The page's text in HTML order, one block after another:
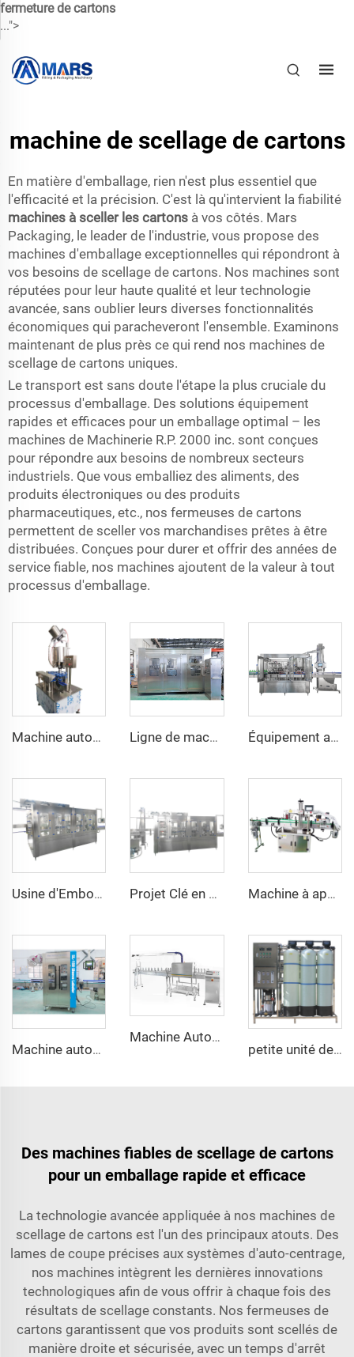
fermeture de cartons
...">
machine de scellage de cartons
En matière d'emballage, rien n'est plus essentiel que
l'efficacité et la précision. C'est là qu'intervient la fiabilité
machines à sceller les cartons à vos côtés. Mars
Packaging, le leader de l'industrie, vous propose des
machines d'emballage exceptionnelles qui répondront à
vos besoins de scellage de cartons. Nos machines sont
réputées pour leur haute qualité et leur technologie
avancée, sans oublier leurs diverses fonctionnalités
économiques qui paracheveront l'ensemble. Examinons
maintenant de plus près ce qui rend nos machines de
scellage de cartons uniques.
Le transport est sans doute l'étape la plus cruciale du
processus d'emballage. Des solutions équipement
rapides et efficaces pour un emballage optimal – les
machines de Machinerie R.P. 2000 inc. sont conçues
pour répondre aux besoins de nombreux secteurs
industriels. Que vous emballiez des aliments, des
produits électroniques ou des produits
pharmaceutiques, etc., nos fermeuses de cartons
permettent de sceller vos marchandises prêtes à être
distribuées. Conçues pour durer et offrir des années de
service fiable, nos machines ajoutent de la valeur à tout
processus d'emballage.
Machine automatique de fermeture et bouchage des bouteilles en verre 2000bph Ligne de machine automatique de lavage, remplissage, fermeture et embouteillage pour bouteilles PET de 500ml, 1L, 2L, 3L de bière artisanale Équipement automatique de remplissage, fermeture et étiquetage pour bouteilles vertes en verre coréennes de 360 ml, 6000BPH
Usine d'Embouteillage Automatique pour Bouteilles PET d'Eau Potable Projet Clé en Main de A à Z Machine Automatique de Remplissage d'Eau Minérale PET CGF24-24-8 9000BPH Machine à appliquer des étiquettes adhésives bilatérales sur bouteilles carrées, ovales ou plates en verre
Machine automatique d'application de manchons rétractables pour bandelettes de col de bouteilles en PVC
Machine Automatique pour Appliquer les Ansces sur les Bouteilles Plastiques d'Eau, Huile Comestible de 4L 5L 10L
petite unité de purification d'eau par osmose inverse 1000L pour eau potable
Des machines fiables de scellage de cartons
pour un emballage rapide et efficace
La technologie avancée appliquée à nos machines de
scellage de cartons est l'un des principaux atouts. Des
lames de coupe précises aux systèmes d'auto-centrage,
nos machines intègrent les dernières innovations
technologiques afin de vous offrir à chaque fois des
résultats de scellage constants. Nos fermeuses de
cartons garantissent que vos produits sont scellés de
manière droite et sécurisée, avec un temps d'arrêt